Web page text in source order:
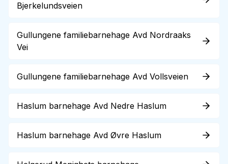
Bjerkelundsveien
Gullungene familiebarnehage Avd Nordraaks
Vei
Gullungene familiebarnehage Avd Vollsveien
Haslum barnehage Avd Nedre Haslum
Haslum barnehage Avd Øvre Haslum